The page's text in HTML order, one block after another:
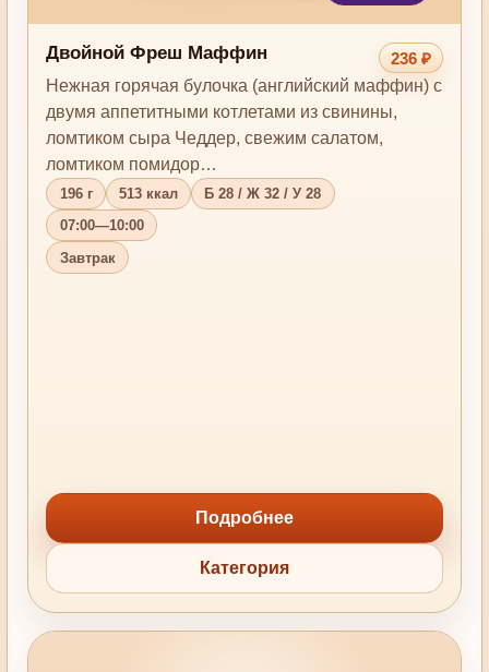
Двойной Фреш Маффин
236 ₽
Нежная горячая булочка (английский маффин) с
двумя аппетитными котлетами из свинины,
ломтиком сыра Чеддер, свежим салатом,
ломтиком помидор…
196 г 513 ккал
Б 28 / Ж 32 / У 28
07:00—10:00
Завтрак
Подробнее
Категория